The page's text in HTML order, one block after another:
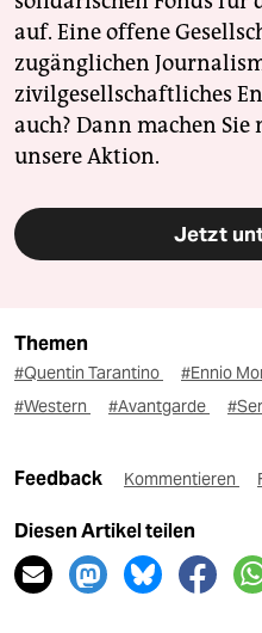
auf. Eine offene
zugänglichen
zivilgesellschaftliches
auch? Dann machen
unsere Aktion.
Jetzt
Themen
#Quentin Tarantino #Ennio
#Western
#Avantgarde
Feedback Kommentieren
Diesen Artikel teilen